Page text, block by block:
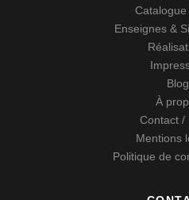
Catalogue
Enseignes &
Blog
À
Contact /
Mentions
Politique de